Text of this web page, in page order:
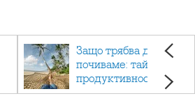
Защо трябва да си
почиваме: тайната на
продуктивността,
здравето и добрия